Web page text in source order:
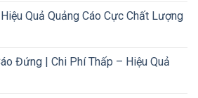
Quả Quảng Cáo Cực Chất Lượng
Đứng | Chi Phí Thấp – Hiệu Quả